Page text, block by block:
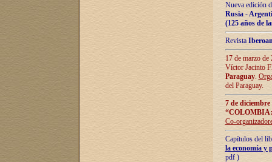
Nueva edición
Rusia -
(125 años de
Revista
17 de marzo
Víctor Jacinto
Paraguay.
del Paraguay.
7 de
Co-
Capítulos del
la economía y
pdf )